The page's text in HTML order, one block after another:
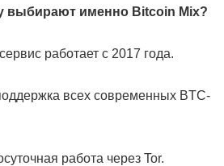
именно Bitcoin Mix?
сервис работает с 2017 года.
всех современных BTC-
работа через Tor.